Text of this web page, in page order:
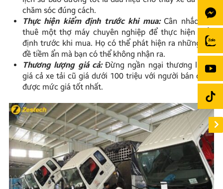
chăm sóc đúng cách.
Thực hiện kiểm định trước khi mua: Cân nhắc việc
thuê một thợ máy chuyên nghiệp để thực hiện kiểm
định trước khi mua. Họ có thể phát hiện ra những vấn
đề tiềm ẩn mà bạn có thể không nhận ra.
Thương lượng giá cả: Đừng ngần ngại thương lượng
giá cả xe tải cũ giá dưới 100 triệu với người bán để có
được mức giá tốt nhất.